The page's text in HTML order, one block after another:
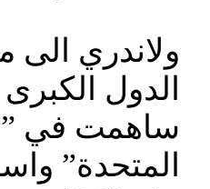
ولاندري الى
الدول الكبرى
ساهمت في ”
المتحدة”